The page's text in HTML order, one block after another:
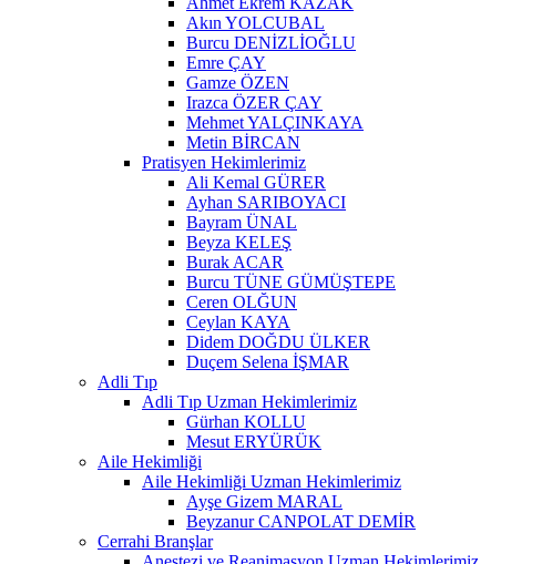
Akın YOLCUBAL
Burcu DENİZLİOĞLU
Emre ÇAY
Gamze ÖZEN
Irazca ÖZER ÇAY
Mehmet YALÇINKAYA
Metin BİRCAN
Pratisyen Hekimlerimiz
Ali Kemal GÜRER
Ayhan SARIBOYACI
Bayram ÜNAL
Beyza KELEŞ
Burak ACAR
Burcu TÜNE GÜMÜŞTEPE
Ceren OLĞUN
Ceylan KAYA
Didem DOĞDU ÜLKER
Duçem Selena İŞMAR
Adli Tıp
Adli Tıp Uzman Hekimlerimiz
Gürhan KOLLU
Mesut ERYÜRÜK
Aile Hekimliği
Aile Hekimliği Uzman Hekimlerimiz
Ayşe Gizem MARAL
Beyzanur CANPOLAT DEMİR
Cerrahi Branşlar